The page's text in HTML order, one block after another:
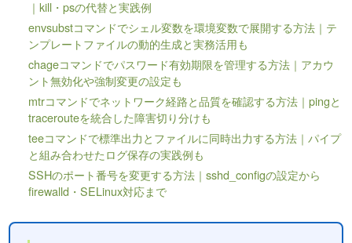
｜kill・psの代替と実践例
envsubstコマンドでシェル変数を環境変数で展開する方法｜テ
ンプレートファイルの動的生成と実務活用も
chageコマンドでパスワード有効期限を管理する方法｜アカウ
ント無効化や強制変更の設定も
mtrコマンドでネットワーク経路と品質を確認する方法｜pingと
tracerouteを統合した障害切り分けも
teeコマンドで標準出力とファイルに同時出力する方法｜パイプ
と組み合わせたログ保存の実践例も
SSHのポート番号を変更する方法｜sshd_configの設定から
firewalld・SELinux対応まで